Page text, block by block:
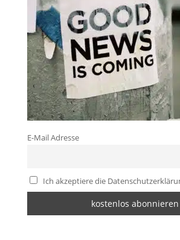
E-Mail Adresse
Ich akzeptiere die